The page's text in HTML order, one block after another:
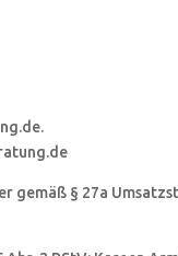
gemäß § 27a